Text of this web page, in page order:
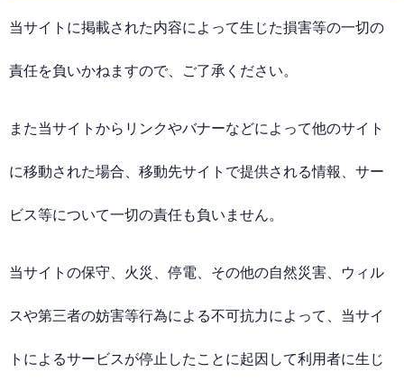
当サイトに掲載された内容によって生じた損害等の一切の
責任を負いかねますので、ご了承ください。
また当サイトからリンクやバナーなどによって他のサイト
に移動された場合、移動先サイトで提供される情報、サー
ビス等について一切の責任も負いません。
当サイトの保守、火災、停電、その他の自然災害、ウィル
スや第三者の妨害等行為による不可抗力によって、当サイ
トによるサービスが停止したことに起因して利用者に生じ